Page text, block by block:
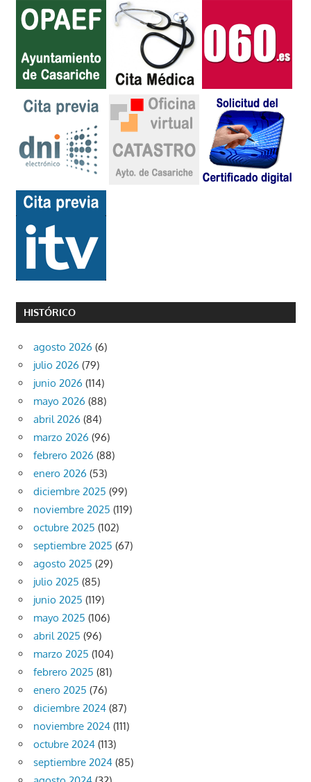
HISTÓRICO
agosto 2026 (6)
julio 2026 (79)
junio 2026 (114)
mayo 2026 (88)
abril 2026 (84)
marzo 2026 (96)
febrero 2026 (88)
enero 2026 (53)
diciembre 2025 (99)
noviembre 2025 (119)
octubre 2025 (102)
septiembre 2025 (67)
agosto 2025 (29)
julio 2025 (85)
junio 2025 (119)
mayo 2025 (106)
abril 2025 (96)
marzo 2025 (104)
febrero 2025 (81)
enero 2025 (76)
diciembre 2024 (87)
noviembre 2024 (111)
octubre 2024 (113)
septiembre 2024 (85)